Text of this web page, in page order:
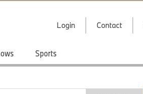
Login Contact
Sports